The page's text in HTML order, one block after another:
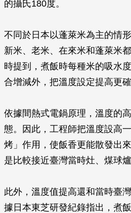
的攝氏180度。
不同於日本以蓬萊米為主的情
新米、老米、在來米和蓬萊米
時提到，煮飯時每種米的吸水
合增減外，把溫度設定提高更
依據間熱式電鍋原理，溫度的
態。因此，工程師把溫度設高
烤」作用，使飯香更能散發出
是比較接近臺灣當時灶、煤球
此外，溫度值提高還和當時臺
據日本東芝研發紀錄指出，煮